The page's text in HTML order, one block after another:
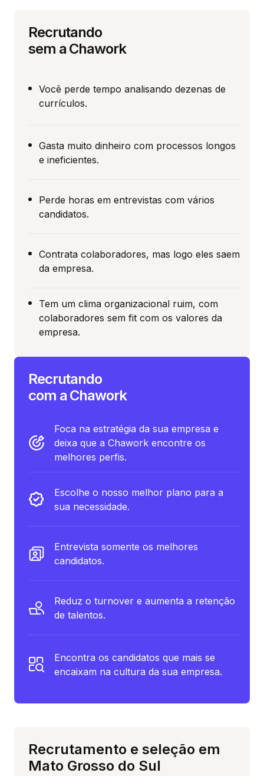
Recrutando
sem a Chawork
Você perde tempo analisando dezenas de
currículos.
Gasta muito dinheiro com processos longos
e ineficientes.
Perde horas em entrevistas com vários
candidatos.
Contrata colaboradores, mas logo eles saem
da empresa.
Tem um clima organizacional ruim, com
colaboradores sem fit com os valores da
empresa.
Recrutando
com a Chawork
Foca na estratégia da sua empresa e
deixa que a Chawork encontre os
melhores perfis.
Escolhe o nosso melhor plano para a
sua necessidade.
Entrevista somente os melhores
candidatos.
Reduz o turnover e aumenta a retenção
de talentos.
Encontra os candidatos que mais se
encaixam na cultura da sua empresa.
Recrutamento e seleção em
Mato Grosso do Sul